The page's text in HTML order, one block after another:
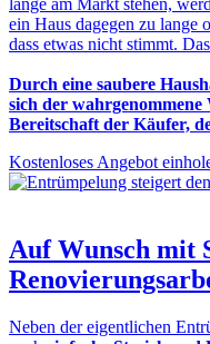
lange am Markt stehen,
ein Haus dagegen zu lange
dass etwas nicht stimmt.
Durch eine saubere
sich der
Bereitschaft der Käufer,
Kostenloses Angebot
Auf Wunsch mit
Neben der eigentlichen